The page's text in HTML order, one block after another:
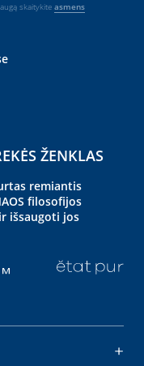
skaitykite asmens
ŽENKLAS
remiantis
filosofijos
išsaugoti jos